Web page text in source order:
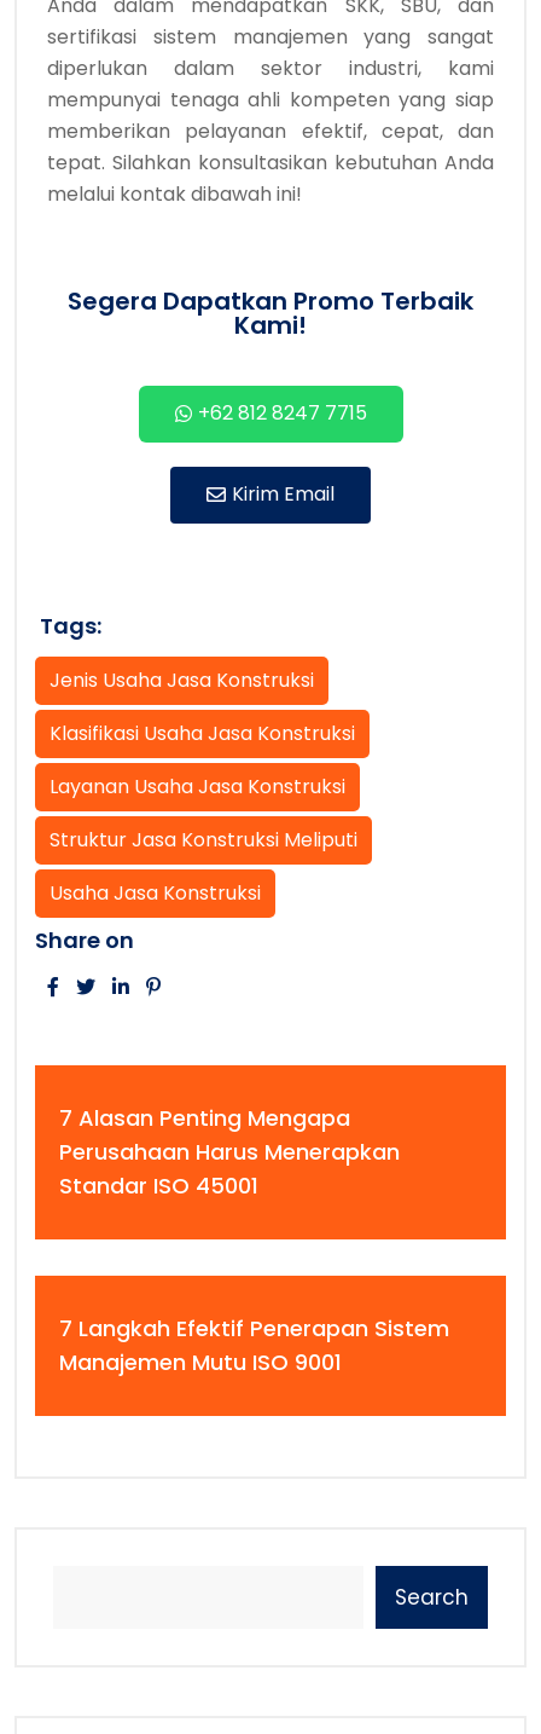
sertifikasi sistem manajemen yang sangat
diperlukan dalam sektor industri, kami
mempunyai tenaga ahli kompeten yang siap
memberikan pelayanan efektif, cepat, dan
tepat. Silahkan konsultasikan kebutuhan Anda
melalui kontak dibawah ini!
Segera Dapatkan Promo Terbaik
Kami!
+62 812 8247 7715
Kirim Email
Tags:
Jenis Usaha Jasa Konstruksi
Klasifikasi Usaha Jasa Konstruksi
Layanan Usaha Jasa Konstruksi
Struktur Jasa Konstruksi Meliputi
Usaha Jasa Konstruksi
Share on
7 Alasan Penting Mengapa
Perusahaan Harus Menerapkan
Standar ISO 45001
7 Langkah Efektif Penerapan Sistem
Manajemen Mutu ISO 9001
Search